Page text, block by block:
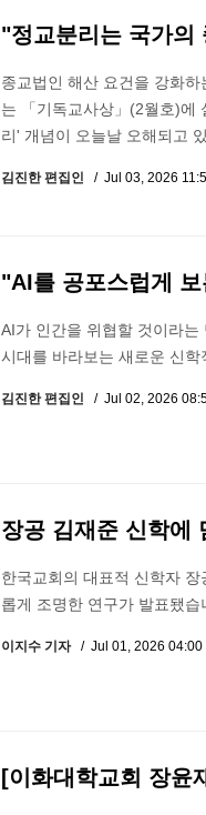
"정교분리는 국가의
종교법인 해산 요건을 강화
는 「기독교사상」(2월호)에
리' 개념이 오늘날 오해되고
김진한 편집인 Jul 03, 2026
"AI를 공포스럽게
AI가 인간을 위협할 것이라
시대를 바라보는 새로운 신
김진한 편집인 Jul 02, 2026
장공 김재준 신학에
한국교회의 대표적 신학자
롭게 조명한 연구가 발표됐
이지수 기자 Jul 01, 2026 04:00
[이화대학교회 장윤